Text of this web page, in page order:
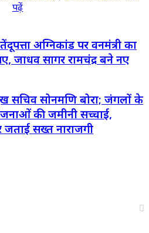
पढ़ें
अग्निकांड पर वनमंत्री का
जाधव सागर रामचंद्र बने नए
सचिव सोनमणि बोरा; जंगलों के
की जमीनी सच्चाई,
सख्त नाराजगी